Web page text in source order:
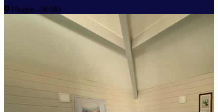
Heugas - 40180